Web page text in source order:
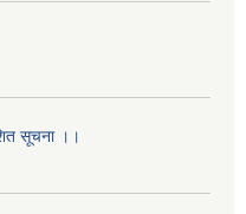
सूचना ।।